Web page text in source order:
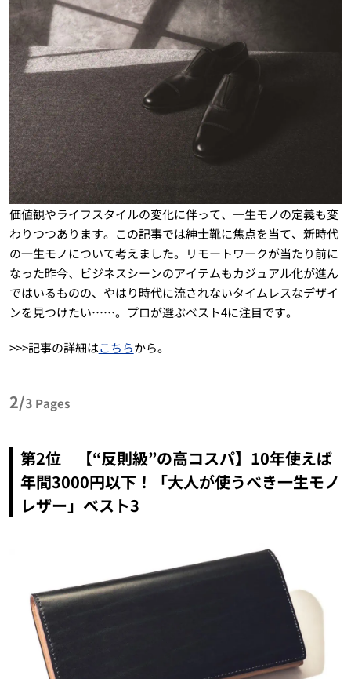
価値観やライフスタイルの変化に伴って、一生モノの定義も変
わりつつあります。この記事では紳士靴に焦点を当て、新時代
の一生モノについて考えました。リモートワークが当たり前に
なった昨今、ビジネスシーンのアイテムもカジュアル化が進ん
ではいるものの、やはり時代に流されないタイムレスなデザイ
ンを見つけたい……。プロが選ぶベスト4に注目です。
>>>記事の詳細はこちらから。
2/3 Pages
第2位 【“反則級”の高コスパ】10年使えば
年間3000円以下！「大人が使うべき一生モノ
レザー」ベスト3